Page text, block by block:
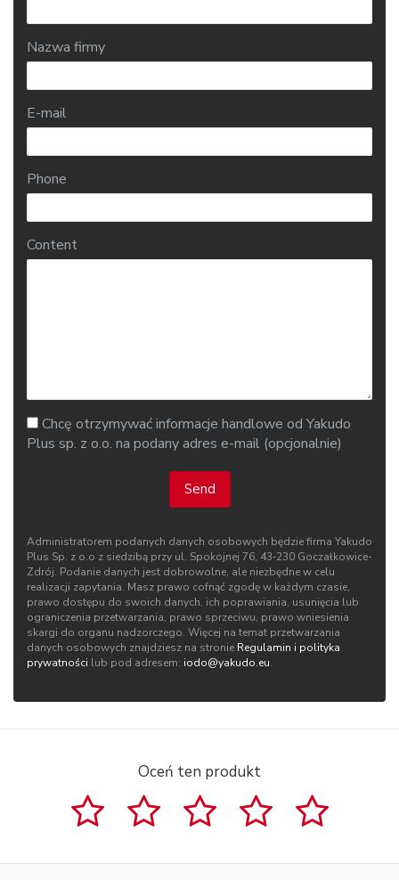
Nazwa firmy
E-mail
Phone
Content
Chcę otrzymywać informacje handlowe od Yakudo
Plus sp. z o.o. na podany adres e-mail (opcjonalnie)
Send
Administratorem podanych danych osobowych będzie firma Yakudo
Plus Sp. z o.o z siedzibą przy ul. Spokojnej 76, 43‑230 Goczałkowice-
Zdrój. Podanie danych jest dobrowolne, ale niezbędne w celu
realizacji zapytania. Masz prawo cofnąć zgodę w każdym czasie,
prawo dostępu do swoich danych, ich poprawiania, usunięcia lub
ograniczenia przetwarzania, prawo sprzeciwu, prawo wniesienia
skargi do organu nadzorczego. Więcej na temat przetwarzania
danych osobowych znajdziesz na stronie Regulamin i polityka
prywatności lub pod adresem: iodo@yakudo.eu.
Oceń ten produkt